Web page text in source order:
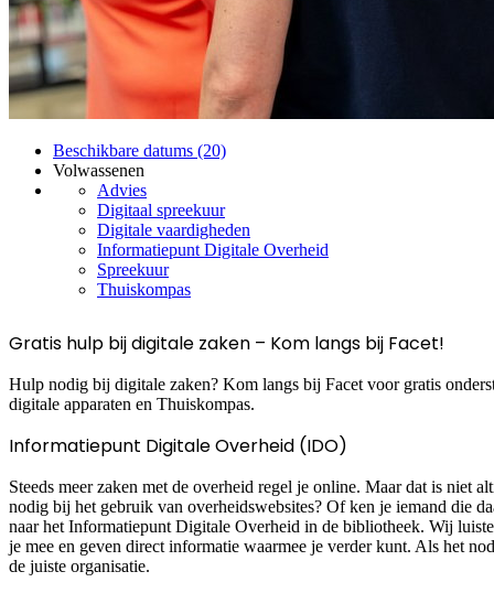
Beschikbare datums (20)
Volwassenen
Advies
Digitaal spreekuur
Digitale vaardigheden
Informatiepunt Digitale Overheid
Spreekuur
Thuiskompas
Gratis hulp bij digitale zaken – Kom langs bij Facet!
Hulp nodig bij digitale zaken? Kom langs bij Facet voor gratis
digitale apparaten en Thuiskompas.
Informatiepunt Digitale Overheid (IDO)
Steeds meer zaken met de overheid regel je online. Maar dat is niet
nodig bij het gebruik van overheidswebsites? Of ken je iemand die
naar het Informatiepunt Digitale Overheid in de bibliotheek. Wij
je mee en geven direct informatie waarmee je verder kunt. Als het
de juiste organisatie.